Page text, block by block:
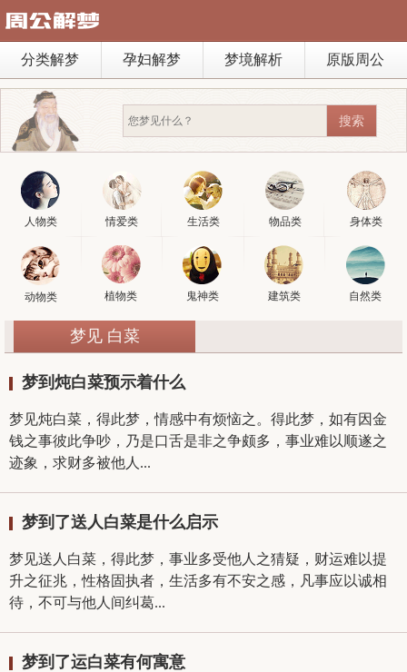
分类解梦 孕妇解梦 梦境解析 原版周公
人物类 情爱类 生活类 物品类 身体类
动物类 植物类 鬼神类 建筑类 自然类
梦见 白菜
梦到炖白菜预示着什么
梦见炖白菜，得此梦，情感中有烦恼之。得此梦，如有因金
钱之事彼此争吵，乃是口舌是非之争颇多，事业难以顺遂之
迹象，求财多被他人...
梦到了送人白菜是什么启示
梦见送人白菜，得此梦，事业多受他人之猜疑，财运难以提
升之征兆，性格固执者，生活多有不安之感，凡事应以诚相
待，不可与他人间纠葛...
梦到了运白菜有何寓意